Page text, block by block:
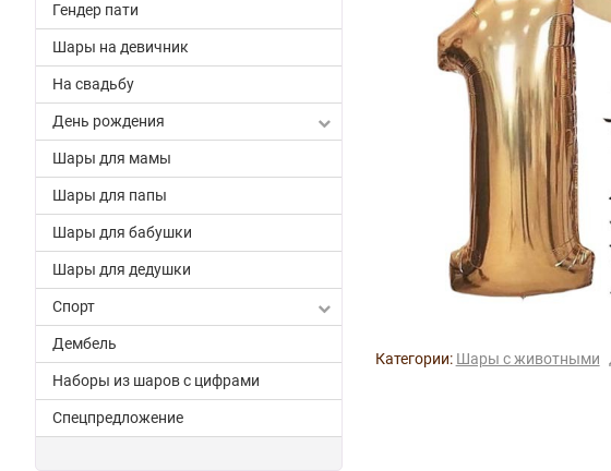
Гендер пати
Шары на девичник
На свадьбу
День рождения
Шары для мамы
Шары для папы
Шары для бабушки
Шары для дедушки
Спорт
Дембель
Наборы из шаров с цифрами
Спецпредложение
Категории: Шары с животными